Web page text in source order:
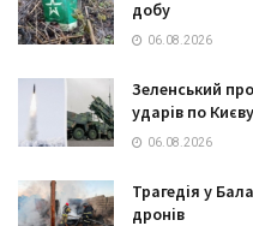
добу
06.08.2026
Зеленський
ударів по Києву
06.08.2026
Трагедія у
дронів